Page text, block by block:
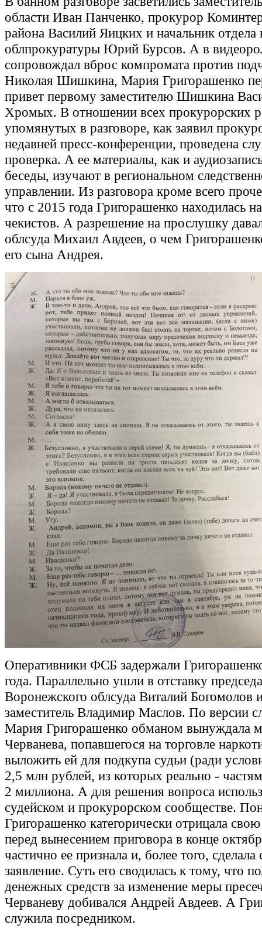
области Иван Панченко, прокурор
района Василий Яицких и начальник отдела
облпрокуратуры Юрий Бурсов. А в
сопровождал вброс компромата против
Николая Шишкина, Мария Григорашенко
привет первому заместителю Шишкина
Хромых. В отношении всех прокурорских
упомянутых в разговоре, как заявил
недавней пресс-конференции, проведена
проверка. А ее материалы, как и
беседы, изучают в региональном
управлении. Из разговора кроме всего
что с 2015 года Григорашенко находилась
чекистов. А разрешение на прослушку
облсуда Михаил Авдеев, о чем
его сына Андрея.
Оперативники ФСБ задержали
года. Параллельно ушли в отставку
Воронежского облсуда Виталий Богомолов
заместитель Владимир Маслов. По версии
Мария Григорашенко обманом вынуждала
Черванева, попавшегося на торговле
выложить ей для подкупа судьи (ради
2,5 млн рублей, из которых реально -
2 миллиона. А для решения вопроса
судейском и прокурорском сообществе.
Григорашенко категорически отрицала
перед вынесением приговора в конце
частично ее признала и, более того, сделала
заявление. Суть его сводилась к тому, что
денежных средств за изменение меры
Черваневу добивался Андрей Авдеев. А
служила посредником.